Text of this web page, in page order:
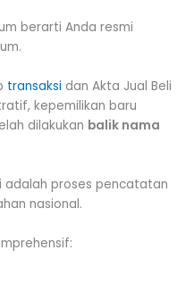
berarti Anda resmi
transaksi dan Akta Jual Beli
kepemilikan baru
dilakukan balik nama
adalah proses pencatatan
nasional.